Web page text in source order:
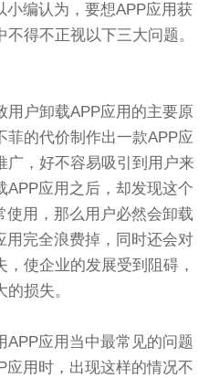
小编认为，要想APP应用获
得不正视以下三大问题。
用户卸载APP应用的主要原
菲的代价制作出一款APP应
广，好不容易吸引到用户来
APP应用之后，却发现这个
使用，那么用户必然会卸载
用完全浪费掉，同时还会对
使企业的发展受到阻碍，
损失。
APP应用当中最常见的问题
应用时，出现这样的情况不